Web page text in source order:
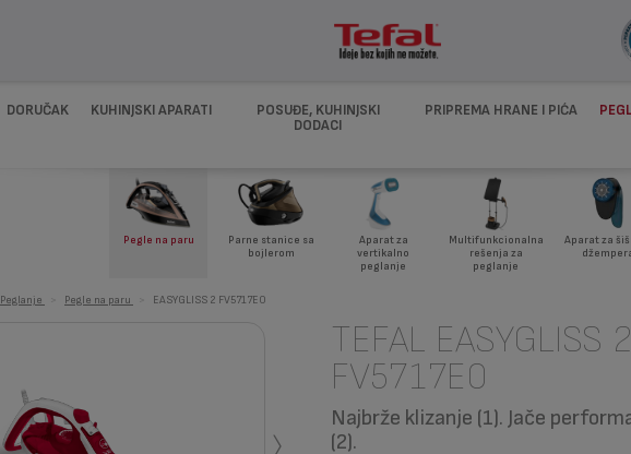
DORUČAK KUHINJSKI APARATI
POSUĐE, KUHINJSKI
DODACI
PRIPREMA HRANE I PIĆA
Pegle na paru
Parne stanice sa
bojlerom
Aparat za
vertikalno
peglanje
Multifunkcionalna
rešenja za
peglanje
Aparat za
Peglanje Pegle na paru EASYGLISS 2 FV5717E0
TEFAL EASYGLISS 2
FV5717E0
Najbrže klizanje (1). Jače
(2).